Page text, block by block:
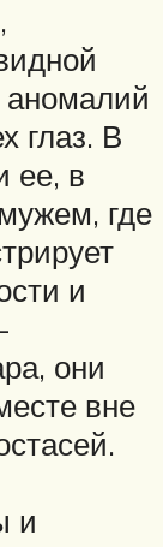
глаз. В
ее, в
где
и
они
вне
и